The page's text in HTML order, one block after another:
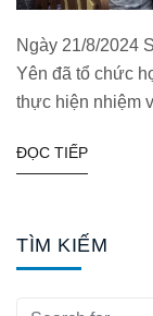
Ngày 21/8/2024
Yên đã tổ chức
thực hiện nhiệm
ĐỌC TIẾP
TÌM KIẾM